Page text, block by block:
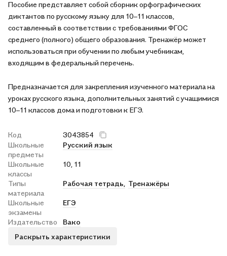
Пособие представляет собой сборник орфографических
диктантов по русскому языку для 10–11 классов,
составленный в соответствии с требованиями ФГОС
среднего (полного) общего образования. Тренажёр может
использоваться при обучении по любым учебникам,
входящим в федеральный перечень.
Предназначается для закрепления изученного материала на
уроках русского языка, дополнительных занятий с учащимися
10–11 классов дома и подготовки к ЕГЭ.
Код
3043854
Школьные
предметы
Русский язык
Школьные
классы
10, 11
Типы
материала
Рабочая тетрадь, Тренажёры
Школьные
экзамены
ЕГЭ
Издательство
Вако
Раскрыть характеристики